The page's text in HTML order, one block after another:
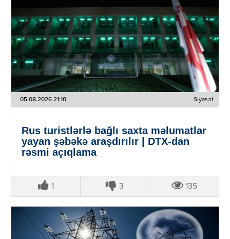
05.08.2026 21:10 Siyasət
Rus turistlərlə bağlı saxta məlumatlar
yayan şəbəkə araşdırılır | DTX-dan
rəsmi açıqlama
1 3 135